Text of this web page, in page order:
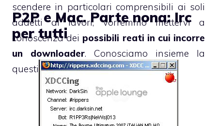
scendere in particolari comprensibili ai soli
addetti ai lavori, vorremmo mettervi a
conoscenza dei possibili reati in cui incorre
un downloader. Conosciamo insieme la
questione.
P2P e Mac. Parte nona: Irc
per tutti